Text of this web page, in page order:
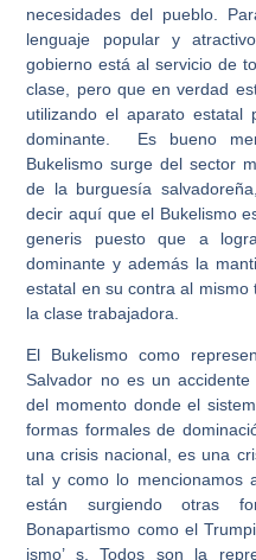
necesidades del pueblo.
lenguaje popular y
gobierno está al servicio de
clase, pero que en verdad
utilizando el aparato
dominante. Es bueno
Bukelismo surge del sector
de la burguesía
decir aquí que el Bukelismo
generis puesto que a
dominante y además la
estatal en su contra al
la clase trabajadora.
El Bukelismo como
Salvador no es un
del momento donde el
formas formales de
una crisis nacional, es una
tal y como lo mencionamos
están surgiendo otras
Bonapartismo como el
ismo’ s. Todos son la